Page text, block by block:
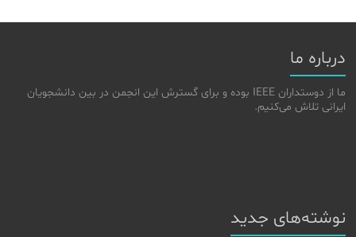
درباره ما
ما از دوستداران IEEE بوده و برای گسترش این انجمن در بین دانشجویان
ایرانی تلاش می‌کنیم.
نوشته‌های جدید